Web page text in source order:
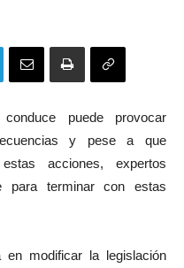
puede provocar
y pese a que
acciones, expertos
para terminar con estas
modificar la legislación